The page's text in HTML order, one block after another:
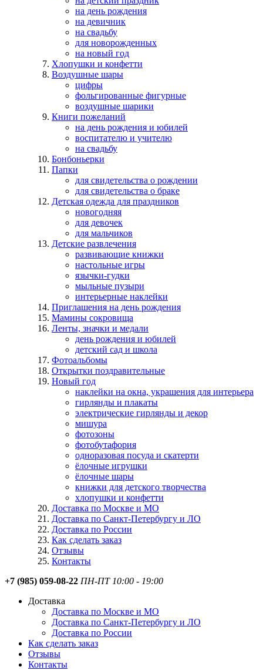
на день рождения
на девичник
на свадьбу
для новорожденных
на новый год
Хлопушки и конфетти
Воздушные шары
цифры
фольгированные фигурные
воздушные шарики
Книги пожеланий
на день рождения и юбилей
воспитателю и учителю
на свадьбу
Бонбоньерки
Папки
для свидетельства о рождении
для свидетельства о браке
Детская одежда для праздников
новогодняя
для девочек
для мальчиков
Детские развлечения
развивающие книжки
настольные игры
язычки-гудки
мыльные пузыри
интерьерные наклейки
Приглашения на день рождения
Мамины сокровища
Ленты, значки и медали
день рождения и юбилей
детский сад и школа
Фотоальбомы
Открытки поздравительные
Новый год
наклейки на окна, украшения для интерьера
гирлянды и плакаты
электрические гирлянды и декор
мишура
фотозоны
фотобутафория
одноразовая посуда и скатерти
ёлочные игрушки
ёлочные шары
книжки для детского творчества
хлопушки и конфетти
Доставка по Москве и МО
Доставка по Санкт-Петербургу и ЛО
Доставка по России
Как сделать заказ
Отзывы
Контакты
+7 (985) 059-08-22 ПН-ПТ 10:00 - 19:00
Доставка
Доставка по Москве и МО
Доставка по Санкт-Петербургу и ЛО
Доставка по России
Как сделать заказ
Отзывы
Контакты